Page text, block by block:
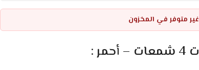
غير متوفر في المخزون